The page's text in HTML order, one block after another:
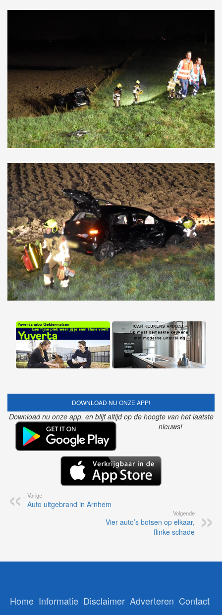
DOWNLOAD NU ONZE APP!
Download nu onze app, en blijf altijd op de hoogte van het laatste
nieuws!
Vorige
Auto uitgebrand in Arnhem
Volgende
Vier auto’s botsen op elkaar,
flinke schade
Home Informatie Disclaimer Adverteren Contact